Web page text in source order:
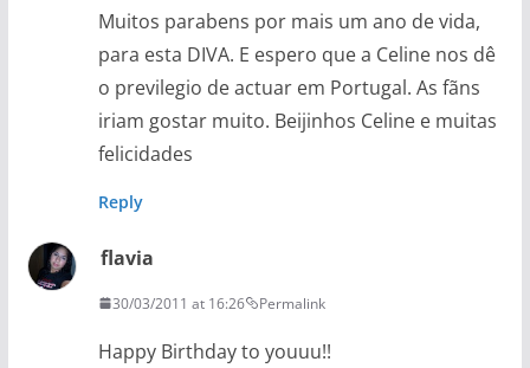
Muitos parabens por mais um ano de vida,
para esta DIVA. E espero que a Celine nos dê
o previlegio de actuar em Portugal. As fãns
iriam gostar muito. Beijinhos Celine e muitas
felicidades
Reply
flavia
30/03/2011 at 16:26 Permalink
Happy Birthday to youuu!!